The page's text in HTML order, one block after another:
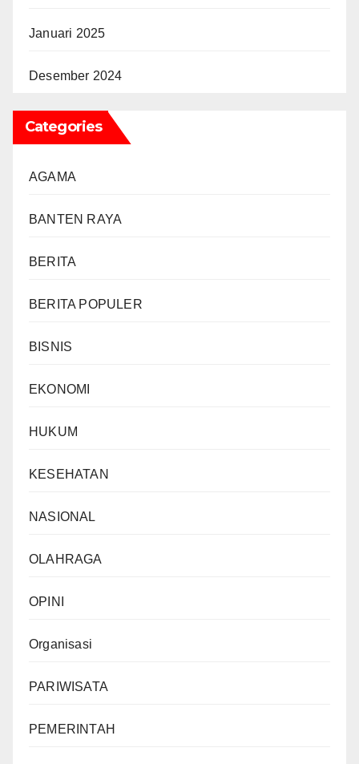
Januari 2025
Desember 2024
Categories
AGAMA
BANTEN RAYA
BERITA
BERITA POPULER
BISNIS
EKONOMI
HUKUM
KESEHATAN
NASIONAL
OLAHRAGA
OPINI
Organisasi
PARIWISATA
PEMERINTAH